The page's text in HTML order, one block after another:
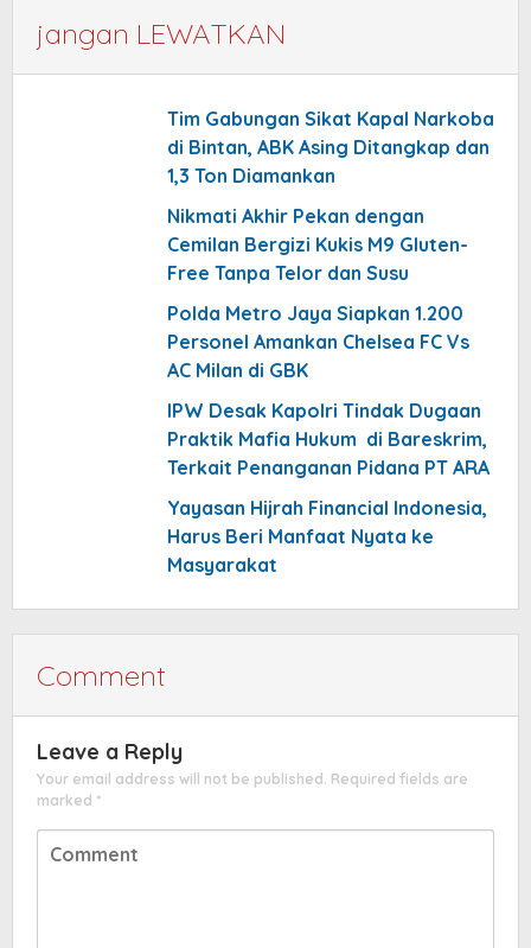
jangan LEWATKAN
Tim Gabungan Sikat Kapal Narkoba
di Bintan, ABK Asing Ditangkap dan
1,3 Ton Diamankan
Nikmati Akhir Pekan dengan
Cemilan Bergizi Kukis M9 Gluten-
Free Tanpa Telor dan Susu
Polda Metro Jaya Siapkan 1.200
Personel Amankan Chelsea FC Vs
AC Milan di GBK
IPW Desak Kapolri Tindak Dugaan
Praktik Mafia Hukum di Bareskrim,
Terkait Penanganan Pidana PT ARA
Yayasan Hijrah Financial Indonesia,
Harus Beri Manfaat Nyata ke
Masyarakat
Comment
Leave a Reply
Your email address will not be published. Required fields are
marked *